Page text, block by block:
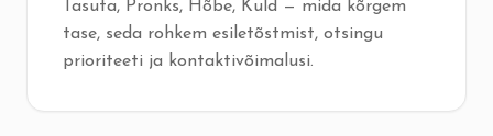
Tasuta, Pronks, Hõbe, Kuld — mida kõrgem
tase, seda rohkem esiletõstmist, otsingu
prioriteeti ja kontaktivõimalusi.